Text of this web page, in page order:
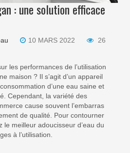
: une solution efficace
10 MARS 2022
26
les performances de l’utilisation
maison ? Il s’agit d’un appareil
d’une eau saine et
Cependant, la variété des
cause souvent l’embarras
de qualité. Pour contourner
le meilleur adoucisseur d’eau du
à l’utilisation.